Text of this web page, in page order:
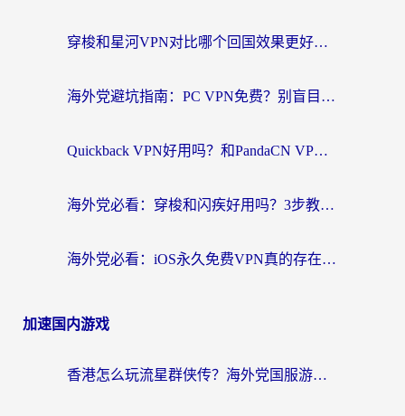
穿梭和星河VPN对比哪个回国效果更好？海外党亲测5款加速器的无缝访问指南
海外党避坑指南：PC VPN免费？别盲目！教你选对回国加速器无缝刷国内资源
Quickback VPN好用吗？和PandaCN VPN对比哪个回国效果更好？海外党必看的真实体验指南
海外党必看：穿梭和闪疾好用吗？3步教你选对回国加速器，无缝刷剧玩Steam
海外党必看：iOS永久免费VPN真的存在吗？教你选对回国加速器无缝刷国内资源
加速国内游戏
香港怎么玩流星群侠传？海外党国服游戏不卡顿的终极解决方案